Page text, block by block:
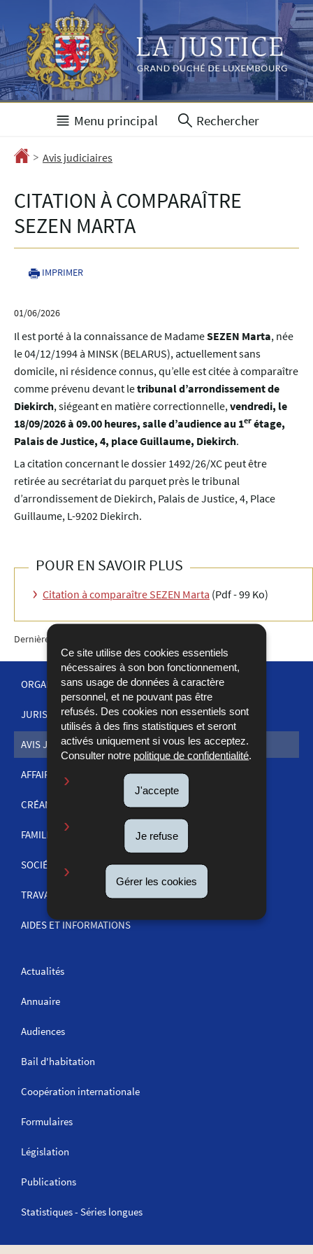
Ce site utilise des cookies essentiels
nécessaires à son bon fonctionnement,
sans usage de données à caractère
personnel, et ne pouvant pas être
refusés. Des cookies non essentiels sont
utilisés à des fins statistiques et seront
activés uniquement si vous les acceptez.
Consulter notre politique de confidentialité
J'accepte
Je refuse
Gérer les cookies
à
la
navigation
au
contenu
Menu principal Rechercher
Accueil
> Avis judiciaires
CITATION À COMPARAÎTRE
SEZEN MARTA
IMPRIMER
01/06/2026
Il est porté à la connaissance de MadameSEZEN Marta, née
le 04/12/1994 à MINSK (BELARUS), actuellement sans
domicile, ni résidence connus, qu’elle est citée à comparaître
comme prévenu devant letribunal d’arrondissement de
Diekirch, siégeant en matière correctionnelle,vendredi, le
18/09/2026 à 09.00 heures, salle d’audience au 1er étage,
Palais de Justice, 4, place Guillaume, Diekirch.
La citation concernant le dossier 1492/26/XC peut être
retirée au secrétariat du parquet près le tribunal
d’arrondissement de Diekirch, Palais de Justice, 4, Place
Guillaume, L-9202 Diekirch.
POUR EN SAVOIR PLUS
Citation à comparaître SEZEN Marta (Pdf - 99 Ko)
Dernière mise à jour
MENU
DE
NAVIGATION
ORGANISATION DE LA JUSTICE
JURISPRUDENCE
AVIS JUDICIAIRES
AFFAIRES PÉNALES
CRÉANCES
FAMILLE
SOCIÉTÉS ET COMMERCE
TRAVAIL
AIDES ET INFORMATIONS
Actualités
Annuaire
Audiences
Bail d'habitation
Coopération internationale
Formulaires
Législation
Publications
Statistiques - Séries longues